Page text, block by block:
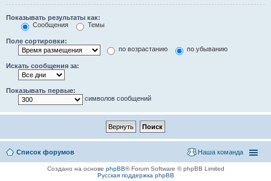
Показывать результаты как:
Сообщения
Темы
Поле сортировки:
по возрастанию
по убыванию
Искать сообщения за:
Показывать первые:
символов сообщений
Список форумов Наша команда
Создано на основе phpBB® Forum Software © phpBB Limited
Русская поддержка phpBB